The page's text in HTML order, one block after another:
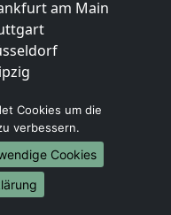
am Main
Cookies um die
verbessern.
Cookies